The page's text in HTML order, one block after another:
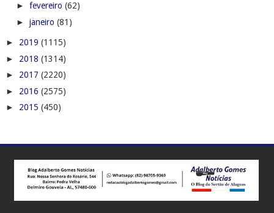
► fevereiro (62)
► janeiro (81)
► 2019 (1115)
► 2018 (1314)
► 2017 (2220)
► 2016 (2575)
► 2015 (450)